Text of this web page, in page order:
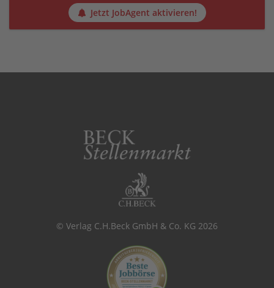
Jetzt JobAgent aktivieren!
© Verlag C.H.Beck GmbH & Co. KG 2026